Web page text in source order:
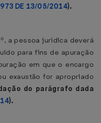
DE 13/05/2014).
a pessoa jurídica deverá
para fins de apuração
em que o encargo
exaustão for apropriado
do parágrafo dada
).